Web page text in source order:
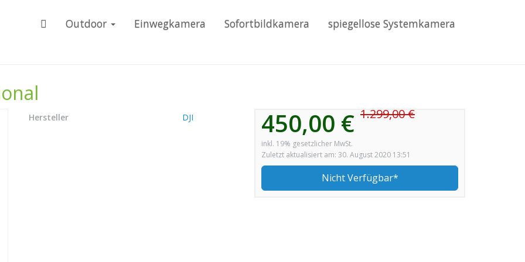
Outdoor Einwegkamera Sofortbildkamera spiegellose Systemkamera
Hersteller DJI 450,00 € 1.299,00 €
inkl. 19% gesetzlicher MwSt.
Zuletzt aktualisiert am: 30. August 2020 13:51
Nicht Verfügbar*